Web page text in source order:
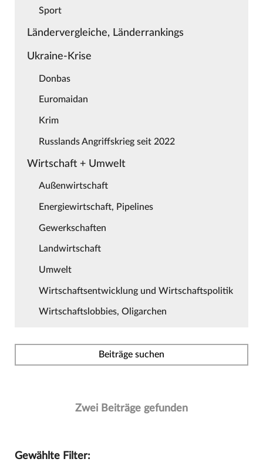
Sport
Ländervergleiche, Länderrankings
Ukraine-Krise
Donbas
Euromaidan
Krim
Russlands Angriffskrieg seit 2022
Wirtschaft + Umwelt
Außenwirtschaft
Energiewirtschaft, Pipelines
Gewerkschaften
Landwirtschaft
Umwelt
Wirtschaftsentwicklung und Wirtschaftspolitik
Wirtschaftslobbies, Oligarchen
Beiträge suchen
Zwei Beiträge gefunden
Gewählte Filter: